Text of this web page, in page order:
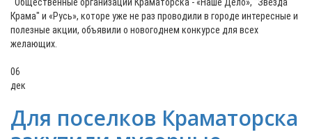
Крама" и «Русь», которе уже не раз проводили в городе интересные и
полезные акции, объявили о новогоднем конкурсе для всех
желающих.
06
дек
Для поселков Краматорска